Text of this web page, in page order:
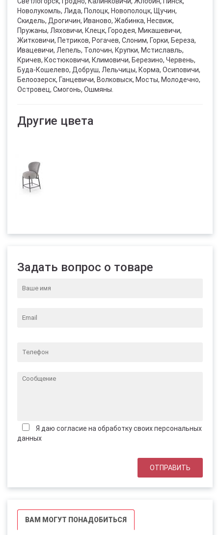
Новолукомль, Лида, Полоцк, Новополоцк, Щучин,
Скидель, Дрогичин, Иваново, Жабинка, Несвиж,
Пружаны, Ляховичи, Клецк, Городея, Микашевичи,
Житковичи, Петриков, Рогачев, Слоним, Горки, Береза,
Ивацевичи, Лепель, Толочин, Крупки, Мстиславль,
Кричев, Костюковичи, Климовичи, Березино, Червень,
Буда-Кошелево, Добруш, Лельчицы, Корма, Осиповичи,
Белоозерск, Ганцевичи, Волковыск, Мосты, Молодечно,
Островец, Смогонь, Ошмяны.
Другие цвета
Задать вопрос о товаре
Я даю согласие на обработку своих персональных
данных
ВАМ МОГУТ ПОНАДОБИТЬСЯ